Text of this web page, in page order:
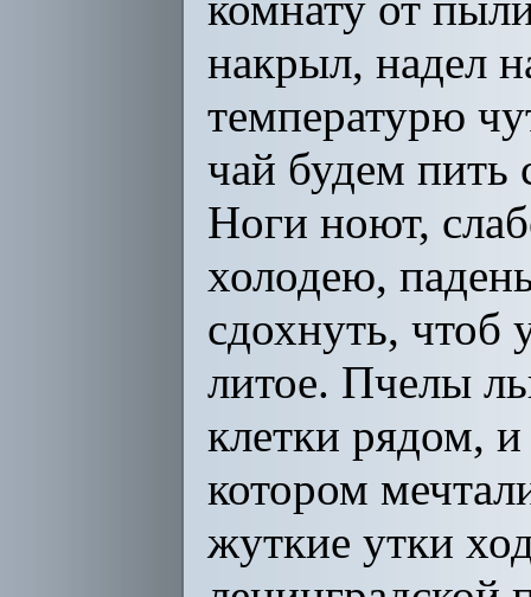
накрыл, надел
температурю
чай будем пить
Ноги ноют,
холодею,
сдохнуть, чтоб
литое. Пчелы
клетки рядом, и
котором
жуткие утки